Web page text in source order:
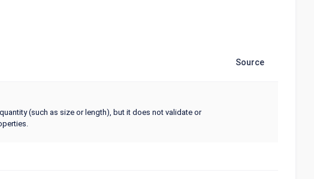
Source
(such as size or length), but it does not validate or